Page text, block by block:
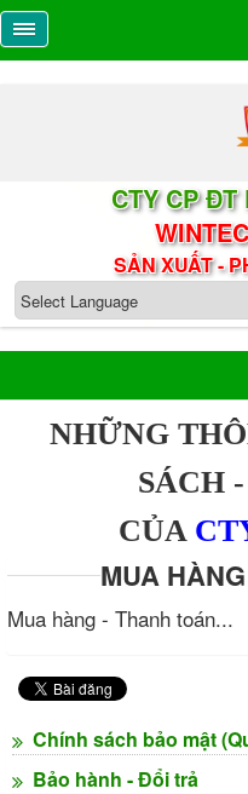
CTY CP ĐT
SẢN XUẤT -
NHỮNG
SÁCH
CỦA
MUA
Mua hàng - Thanh toán...
Chính sách bảo mật
Bảo hành - Đổi trả